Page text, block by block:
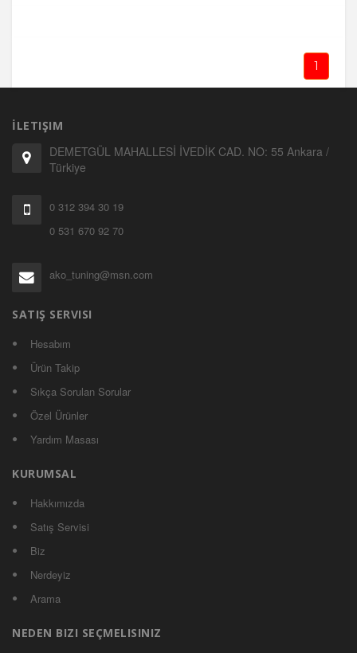
1
İLETIŞIM
DEMETGÜL MAHALLESİ İVEDİK CAD. NO: 55 Ankara /
Türkiye
0 312 394 30 19
0 531 670 92 70
ako_tuning@msn.com
SATIŞ SERVISI
Hesabım
Ürün Takip
Sıkça Sorulan Sorular
Özel Ürünler
Yardım Masası
KURUMSAL
Hakkımızda
Satış Servisi
Biz
Nerdeyiz
Arama
NEDEN BIZI SEÇMELISINIZ